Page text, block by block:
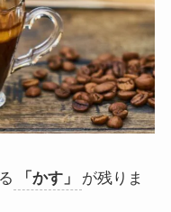
「かす」
が残りま